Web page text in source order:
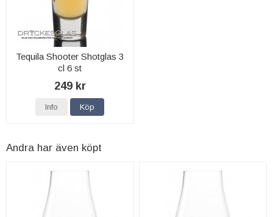
Tequila Shooter Shotglas 3
cl 6 st
249 kr
Info Köp
Andra har även köpt